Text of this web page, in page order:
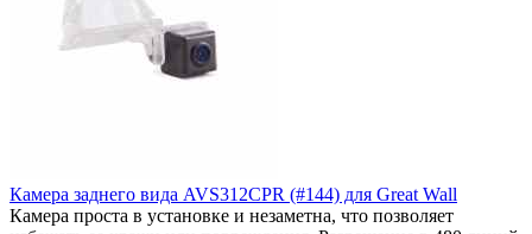
Камера заднего вида AVS312CPR (#144) для Great Wall
Камера проста в установке и незаметна, что позволяет